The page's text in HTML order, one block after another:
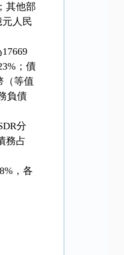
；其他部
元人民
17669
；債
（等值
負債
分
務占
，各